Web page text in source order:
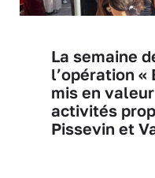
La semaine
l’opération «
mis en
activités
Pissevin et